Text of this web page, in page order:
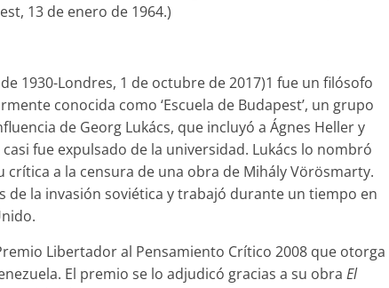
13 de enero de 1964.)
1930-Londres, 1 de octubre de 2017)1​ fue un filósofo
conocida como ‘Escuela de Budapest’, un grupo
de Georg Lukács, que incluyó a Ágnes Heller y
fue expulsado de la universidad. Lukács lo nombró
a la censura de una obra de Mihály Vörösmarty.
de la invasión soviética y trabajó durante un tiempo en
Libertador al Pensamiento Crítico 2008 que otorga
El premio se lo adjudicó gracias a su obra El